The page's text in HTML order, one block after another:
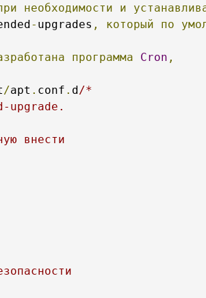
необходимости и
- upgrades , который по
программа Cron ,
/apt . conf . d/*
upgrade.
внести